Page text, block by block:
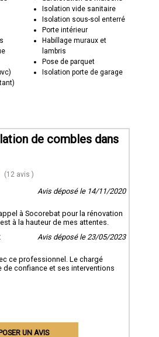
Isolation vide sanitaire
Isolation sous-sol enterré
Porte intérieur
Habillage muraux et
lambris
Pose de parquet
Isolation porte de garage
de combles dans
(12 avis )
Avis déposé le 14/11/2020
à Socorebat pour la rénovation
à la hauteur de mes attentes.
Avis déposé le 23/05/2023
ce professionnel. Le chargé
confiance et ses interventions
UN AVIS